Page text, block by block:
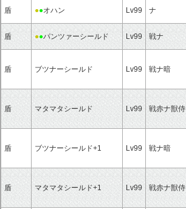
盾 ●●オハン Lv99 ナ
盾 ●●パンツァーシールド Lv99 戦ナ
盾 ブツナーシールド Lv99 戦ナ暗
盾 マタマタシールド Lv99 戦赤ナ獣侍
盾 ブツナーシールド+1 Lv99 戦ナ暗
盾 マタマタシールド+1 Lv99 戦赤ナ獣侍